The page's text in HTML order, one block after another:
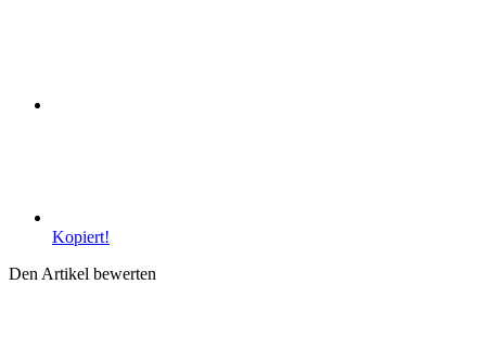
Kopiert!
Den Artikel bewerten